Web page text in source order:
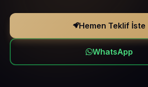
Hemen Teklif İste
WhatsApp